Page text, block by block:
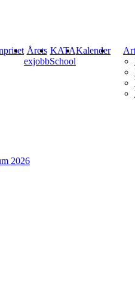
Årets
exjobb
KATA
School
Kalender
2026